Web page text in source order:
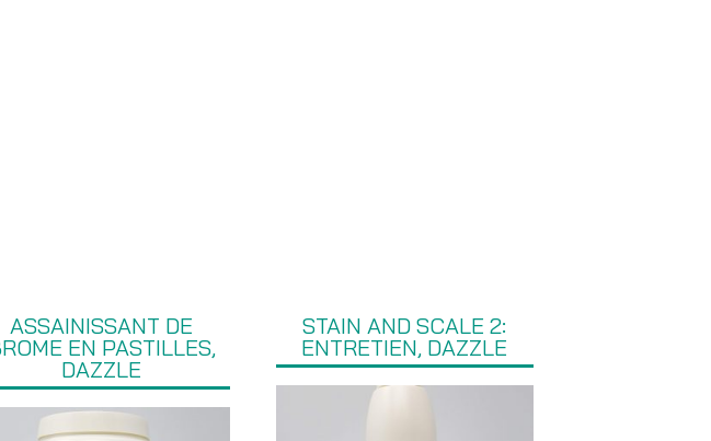
ASSAINISSANT DE
EN PASTILLES,
DAZZLE
STAIN AND SCALE 2:
ENTRETIEN, DAZZLE